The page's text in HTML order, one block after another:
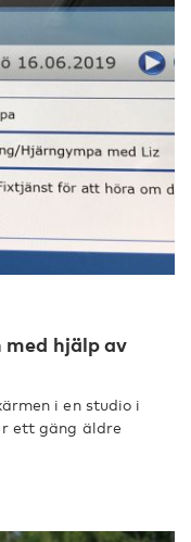
hjälp av
i en studio i
ett gäng äldre